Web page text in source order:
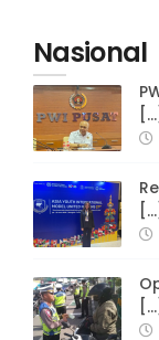
Nasional
[...]
[...]
[...]